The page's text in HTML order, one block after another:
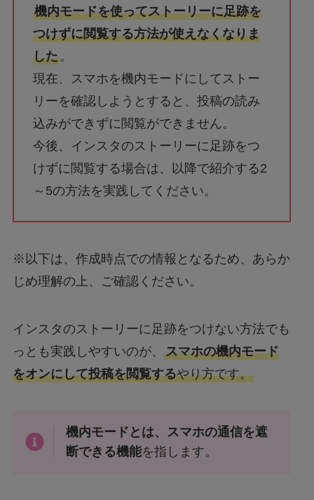
機内モードを使ってストーリーに足跡を
つけずに閲覧する方法が使えなくなりま
した。
現在、スマホを機内モードにしてストー
リーを確認しようとすると、投稿の読み
込みができずに閲覧ができません。
今後、インスタのストーリーに足跡をつ
けずに閲覧する場合は、以降で紹介する2
～5の方法を実践してください。
※以下は、作成時点での情報となるため、あらか
じめ理解の上、ご確認ください。
インスタのストーリーに足跡をつけない方法でも
っとも実践しやすいのが、 スマホの機内モード
をオンにして投稿を閲覧するやり方です。
機内モードとは、スマホの通信を遮
断できる機能を指します。